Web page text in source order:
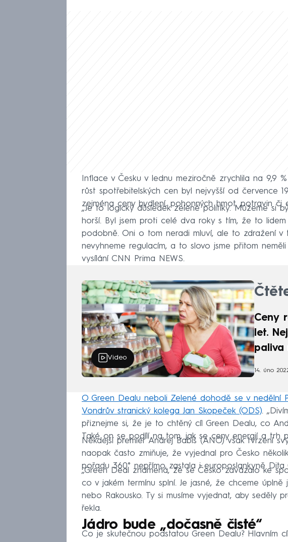
Inflace v Česku v lednu meziročně zrychlila na 9,9
růst spotřebitelských cen byl nejvyšší od července
zejména ceny bydlení, pohonných hmot, potravin či
„Je to logický důsledek zelené politiky. Můžeme si
horší. Byl jsem proti celé dva roky s tím, že to
podobně. Oni o tom neradi mluví, ale to zdražení v
nevyhneme regulacím, a to slovo jsme přitom
vysílání CNN Prima NEWS.
Video
Ceny
let.
paliva
14. úno
O Green Dealu neboli Zelené dohodě se v nedělní
Vondrův stranický kolega Jan Skopeček (ODS).
přiznejme si, že je to chtěný cíl Green Dealu, co
Také on se podílí na tom, jak se ceny energií a trh
Někdejší premiér Andrej Babiš (ANO) však tvrzení
naopak často zmiňuje, že vyjednal pro Česko
pořadu 360° nepřímo zastala i europoslankyně Dita
„Green Deal znamená, že se Česko zavázalo ke
co v jakém termínu splní. Je jasné, že chceme
nebo Rakousko. Ty si musíme vyjednat, aby seděly
řekla.
Jádro bude „dočasně čisté“
Co je skutečnou podstatou Green Dealu? Hlavním